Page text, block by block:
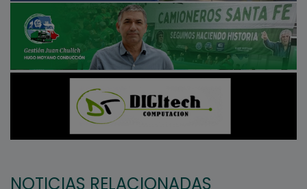
NOTICIAS RELACIONADAS